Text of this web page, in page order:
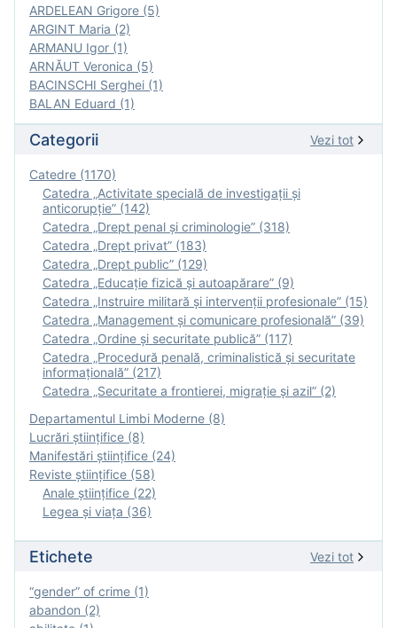
ARDELEAN Grigore (5)
ARGINT Maria (2)
ARMANU Igor (1)
ARNĂUT Veronica (5)
BACINSCHI Serghei (1)
BALAN Eduard (1)
Categorii Vezi tot
Catedre (1170)
Catedra „Activitate specială de investigaţii şi
anticorupție” (142)
Catedra „Drept penal și criminologie” (318)
Catedra „Drept privat” (183)
Catedra „Drept public” (129)
Catedra „Educație fizică şi autoapărare” (9)
Catedra „Instruire militară şi intervenţii profesionale” (15)
Catedra „Management și comunicare profesională” (39)
Catedra „Ordine și securitate publică” (117)
Catedra „Procedură penală, criminalistică și securitate
informațională” (217)
Catedra „Securitate a frontierei, migrație și azil” (2)
Departamentul Limbi Moderne (8)
Lucrări științifice (8)
Manifestări ştiinţifice (24)
Reviste ştiinţifice (58)
Anale ştiinţifice (22)
Legea şi viaţa (36)
Etichete Vezi tot
“gender” of crime (1)
abandon (2)